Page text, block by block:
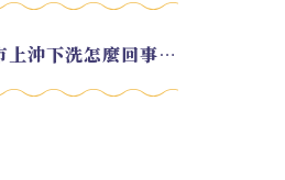
EP.213 川普大攪局：袋鼠市上沖下洗怎麼回事？feat. Alvin